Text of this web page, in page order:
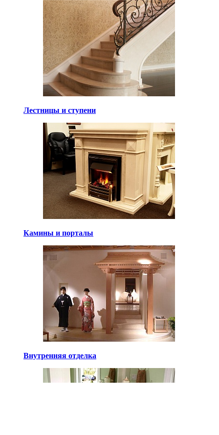
Лестницы и ступени
Камины и порталы
Внутренняя отделка